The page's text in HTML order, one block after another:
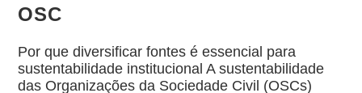
OSC
Por que diversificar fontes é essencial para
sustentabilidade institucional A sustentabilidade
das Organizações da Sociedade Civil (OSCs)